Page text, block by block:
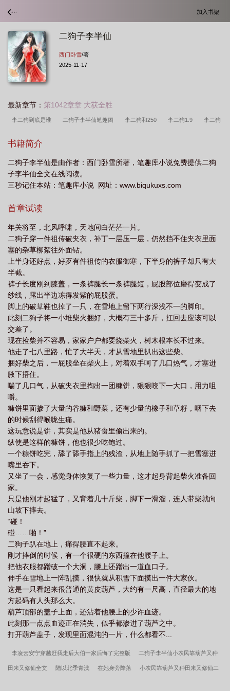
加入书架
二狗子李半仙
西门卧雪/著
2025-11-17
最新章节： 第1042章章 大获全胜
李二狗到底是谁 二狗子李半仙笔趣阁 李二狗和250 李二狗1.9 李二狗
呀 男主叫李二狗子的
狗 二狗子和狗蛋和半仙 二狗子李半仙免费阅读 李二狗啥意思
书籍简介
二狗子李半仙是由作者：西门卧雪所著，笔趣库小说免费提供二狗
子李半仙全文在线阅读。
三秒记住本站：笔趣库小说 网址：www.biqukuxs.com
首章试读
年关将至，北风呼啸，天地间白茫茫一片。
二狗子穿一件祖传破夹衣，补丁一层压一层，仍然挡不住夹衣里面
塞的杂草柳絮往外面钻。
上半身还好点，好歹有件祖传的衣服御寒，下半身的裤子却只有大
半截。
裤子长度刚到膝盖，一条裤腿长一条裤腿短，屁股部位磨得变成了
纱线，露出半边冻得发紫的屁股蛋。
脚上的破草鞋也掉了一只，在雪地上留下两行深浅不一的脚印。
此刻二狗子将一小堆柴火捆好，大概有三十多斤，扛回去应该可以
交差了。
现在捡柴并不容易，家家户户都要烧柴火，树木根本长不过来。
他走了七八里路，忙了大半天，才从雪地里扒出这些柴。
捆好柴之后，一屁股坐在柴火上，对着双手呵了几口热气，才塞进
腋下捂住。
喘了几口气，从破夹衣里掏出一团糠饼，狠狠咬下一大口，用力咀
嚼。
糠饼里面掺了大量的谷糠和野菜，还有少量的橡子和草籽，咽下去
的时候刮得喉咙生痛。
这玩意说是饼，其实是他从猪食里偷出来的。
纵使是这样的糠饼，他也很少吃饱过。
一个糠饼吃完，舔了舔手指上的残渣，从地上随手抓了一把雪塞进
嘴里吞下。
又坐了一会，感觉身体恢复了一些力量，这才起身背起柴火准备回
家。
只是他刚才起猛了，又背着几十斤柴，脚下一滑溜，连人带柴就向
山坡下摔去。
“碰！
碰……啪！”
二狗子趴在地上，痛得腰直不起来。
刚才摔倒的时候，有一个很硬的东西撞在他腰子上。
把他衣服都蹭破一个大洞，腰上还蹭出一道血口子。
伸手在雪地上一阵乱摸，很快就从积雪下面摸出一件大家伙。
这是一只看起来很普通的黄皮葫芦，大约有一尺高，直径最大的地
方起码有人头那么大。
葫芦顶部的盖子上面，还沾着他腰上的少许血迹。
此刻那一点点血迹正在消失，似乎都渗进了葫芦之中。
打开葫芦盖子，发现里面混沌的一片，什么都看不...
李凌云安宁穿越赶我走后大伯一家后悔了完整版 二狗子李半仙小农民靠葫芦又种
田来又修仙全文 陆以北季青浅 在她身旁降落 小农民靠葫芦又种田来又修仙二